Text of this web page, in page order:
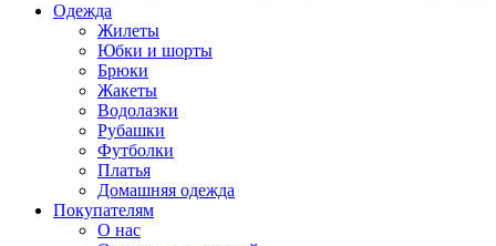
Одежда
Жилеты
Юбки и шорты
Брюки
Жакеты
Водолазки
Рубашки
Футболки
Платья
Домашняя одежда
Покупателям
О нас